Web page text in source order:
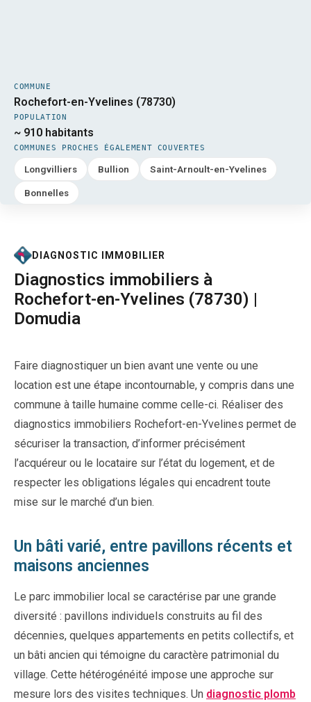
COMMUNE
Rochefort-en-Yvelines (78730)
POPULATION
~ 910 habitants
COMMUNES PROCHES ÉGALEMENT COUVERTES
Longvilliers Bullion Saint-Arnoult-en-Yvelines
Bonnelles
DIAGNOSTIC IMMOBILIER
Diagnostics immobiliers à
Rochefort-en-Yvelines (78730) |
Domudia
Faire diagnostiquer un bien avant une vente ou une
location est une étape incontournable, y compris dans une
commune à taille humaine comme celle-ci. Réaliser des
diagnostics immobiliers Rochefort-en-Yvelines permet de
sécuriser la transaction, d’informer précisément
l’acquéreur ou le locataire sur l’état du logement, et de
respecter les obligations légales qui encadrent toute
mise sur le marché d’un bien.
Un bâti varié, entre pavillons récents et
maisons anciennes
Le parc immobilier local se caractérise par une grande
diversité : pavillons individuels construits au fil des
décennies, quelques appartements en petits collectifs, et
un bâti ancien qui témoigne du caractère patrimonial du
village. Cette hétérogénéité impose une approche sur
mesure lors des visites techniques. Un diagnostic plomb